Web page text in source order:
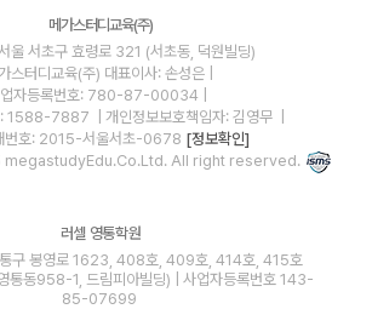
메가스터디교육(주)
서초구 효령로 321 (서초동, 덕원빌딩)
스터디교육(주) 대표이사: 손성은 |
자등록번호: 780-87-00034
: 1588-7887
| 개인정보보호책임자: 김영무
번호: 2015-서울서초-0678 [정보확인]
All right reserved.
러셀 영통학원
통구 봉영로 1623, 408호, 409호, 414호, 415호
통동958-1, 드림피아빌딩) | 사업자등록번호 143-
85-07699